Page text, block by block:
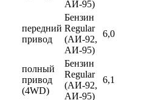
АИ-95)
передний
привод
Бензин
Regular
(АИ-92,
АИ-95)
6,0
полный
привод
(4WD)
Бензин
Regular
(АИ-92,
АИ-95)
6,1